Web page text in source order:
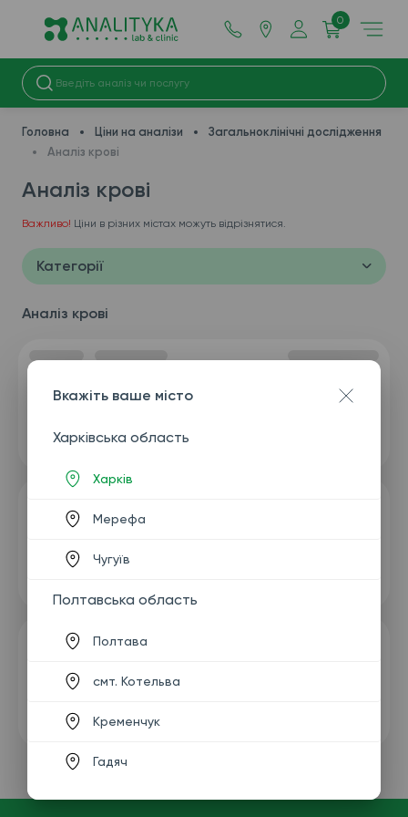
0
Головна Ціни на аналізи
Загальноклінічні дослідження
Аналіз крові
Аналіз крові
Важливо! Ціни в різних містах можуть відрізнятися.
Категорії
Аналіз крові
Вкажіть ваше місто
Харківська область
Харків
Мерефа
Чугуїв
Полтавська область
Полтава
смт. Котельва
Кременчук
Гадяч